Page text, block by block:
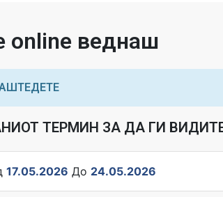
online веднаш
ТЕРМИН ЗА ДА ГИ
17.05.2026 До 24.05.2026